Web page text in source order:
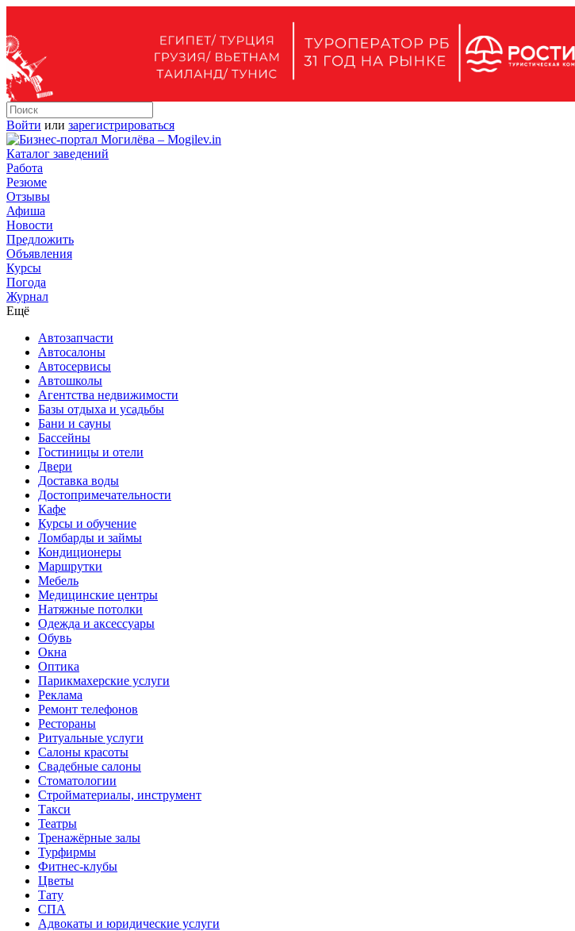
Войти или зарегистрироваться
Каталог заведений
Работа
Резюме
Отзывы
Афиша
Новости
Предложить
Объявления
Курсы
Погода
Журнал
Ещё
Автозапчасти
Автосалоны
Автосервисы
Автошколы
Агентства недвижимости
Базы отдыха и усадьбы
Бани и сауны
Бассейны
Гостиницы и отели
Двери
Доставка воды
Достопримечательности
Кафе
Курсы и обучение
Ломбарды и займы
Кондиционеры
Маршрутки
Мебель
Медицинские центры
Натяжные потолки
Одежда и аксессуары
Обувь
Окна
Оптика
Парикмахерские услуги
Реклама
Ремонт телефонов
Рестораны
Ритуальные услуги
Салоны красоты
Свадебные салоны
Стоматологии
Стройматериалы, инструмент
Такси
Театры
Тренажёрные залы
Турфирмы
Фитнес-клубы
Цветы
Тату
СПА
Адвокаты и юридические услуги